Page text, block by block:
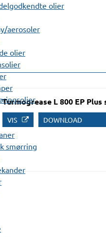
olier
aerosoler
olier
smørring
Turmogrease L 800 EP Plus
VIS DOWNLOAD